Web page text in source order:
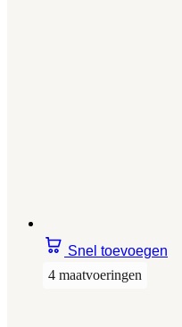
Snel toevoegen
4 maatvoeringen